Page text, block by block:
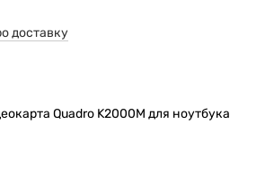
доставку
Quadro K2000M для ноутбука